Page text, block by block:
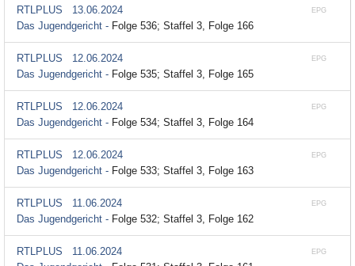
EPG
RTLPLUS
13.06.2024
Das Jugendgericht - Folge 536; Staffel 3, Folge 166
EPG
RTLPLUS
12.06.2024
Das Jugendgericht - Folge 535; Staffel 3, Folge 165
EPG
RTLPLUS
12.06.2024
Das Jugendgericht - Folge 534; Staffel 3, Folge 164
EPG
RTLPLUS
12.06.2024
Das Jugendgericht - Folge 533; Staffel 3, Folge 163
EPG
RTLPLUS
11.06.2024
Das Jugendgericht - Folge 532; Staffel 3, Folge 162
EPG
RTLPLUS
11.06.2024